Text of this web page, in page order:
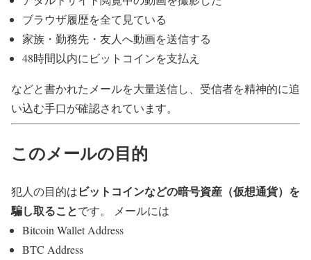
ブラウザ履歴を全て見ている
家族・勤務先・友人へ動画を送信する
48時間以内にビットコインを支払え
などと書かれたメールを大量送信し、受信者を精神的に追
い込む手口が確認されています。
このメールの目的
犯人の目的はビットコインなどの暗号資産（仮想通貨）を
騙し取ることです。 メールには
Bitcoin Wallet Address
BTC Address